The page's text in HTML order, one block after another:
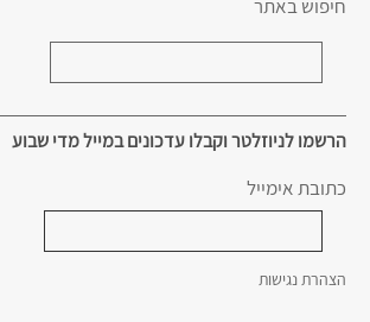
חיפוש באתר
הרשמו לניוזלטר וקבלו עדכונים במייל מדי שבוע
כתובת אימייל
הצהרת נגישות